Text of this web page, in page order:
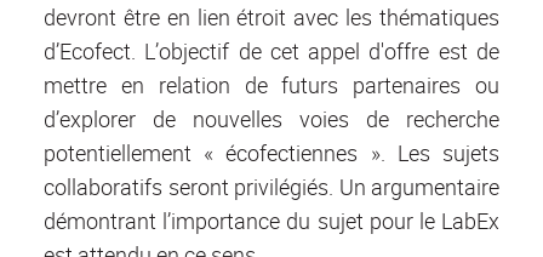
devront être en lien étroit avec les thématiques
d’Ecofect. L’objectif de cet appel d'offre est de
mettre en relation de futurs partenaires ou
d’explorer de nouvelles voies de recherche
potentiellement « écofectiennes ». Les sujets
collaboratifs seront privilégiés. Un argumentaire
démontrant l’importance du sujet pour le LabEx